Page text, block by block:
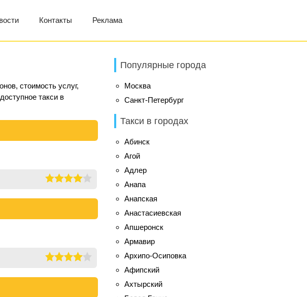
Контакты Реклама
стоимость услуг,
такси в
Популярные города
Москва
Санкт-Петербург
Такси в городах
Абинск
Агой
Адлер
Анапа
Анапская
Анастасиевская
Апшеронск
Армавир
Архипо-Осиповка
Афипский
Ахтырский